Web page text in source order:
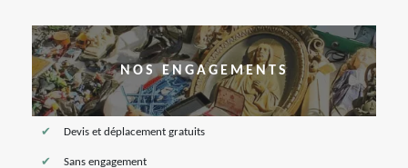
NOS ENGAGEMENTS
Devis et déplacement gratuits
Sans engagement